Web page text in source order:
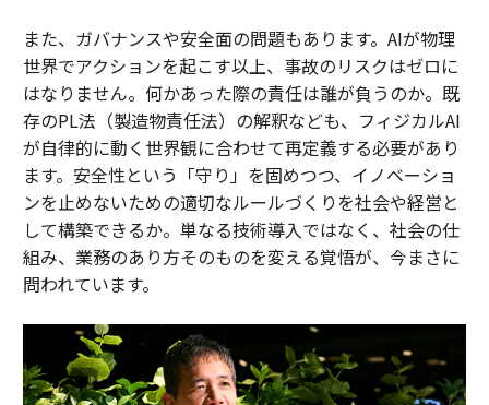
また、ガバナンスや安全面の問題もあります。AIが物理
世界でアクションを起こす以上、事故のリスクはゼロに
はなりません。何かあった際の責任は誰が負うのか。既
存のPL法（製造物責任法）の解釈なども、フィジカルAI
が自律的に動く世界観に合わせて再定義する必要があり
ます。安全性という「守り」を固めつつ、イノベーショ
ンを止めないための適切なルールづくりを社会や経営と
して構築できるか。単なる技術導入ではなく、社会の仕
組み、業務のあり方そのものを変える覚悟が、今まさに
問われています。